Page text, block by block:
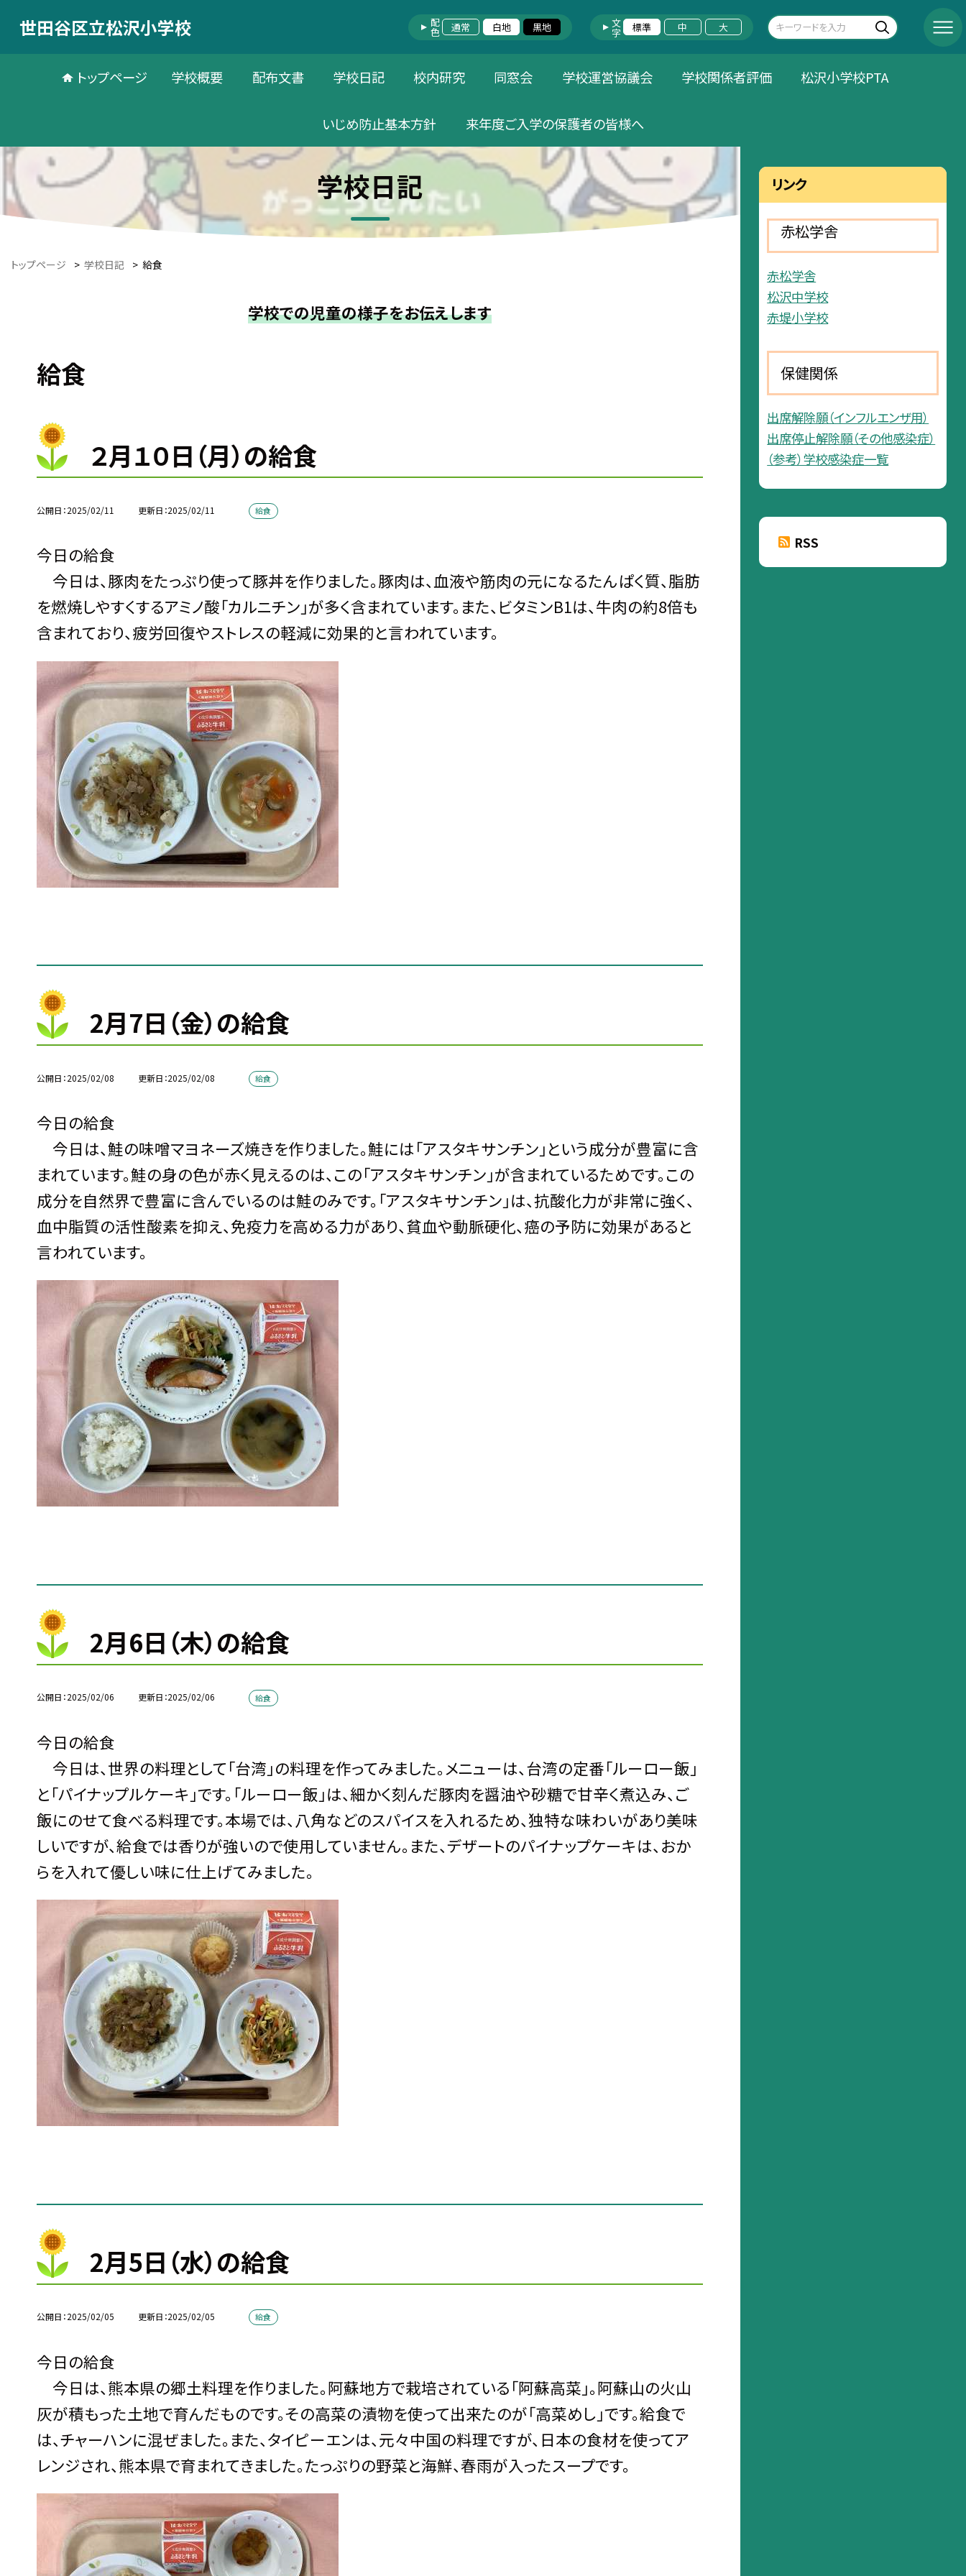
世田谷区立松沢小学校 配色 通常 白地 黒地 文字 標準 中 大
トップページ 学校概要 配布文書 学校日記 校内研究 同窓会 学校運営協議会 学校関係者評価 松沢小学校PTA
いじめ防止基本方針 来年度ご入学の保護者の皆様へ
学校日記
トップページ > 学校日記 > 給食
学校での児童の様子をお伝えします
給食
２月１０日（月）の給食
公開日 2025/02/11 更新日 2025/02/11 給食
今日の給食
今日は、豚肉をたっぷり使って豚丼を作りました。豚肉は、血液や筋肉の元になるたんぱく質、脂肪
を燃焼しやすくするアミノ酸「カルニチン」が多く含まれています。また、ビタミンB1は、牛肉の約8倍も
含まれており、疲労回復やストレスの軽減に効果的と言われています。
2月7日（金）の給食
公開日 2025/02/08 更新日 2025/02/08 給食
今日の給食
今日は、鮭の味噌マヨネーズ焼きを作りました。鮭には「アスタキサンチン」という成分が豊富に含
まれています。鮭の身の色が赤く見えるのは、この「アスタキサンチン」が含まれているためです。この
成分を自然界で豊富に含んでいるのは鮭のみです。「アスタキサンチン」は、抗酸化力が非常に強く、
血中脂質の活性酸素を抑え、免疫力を高める力があり、貧血や動脈硬化、癌の予防に効果があると
言われています。
2月6日（木）の給食
公開日 2025/02/06 更新日 2025/02/06 給食
今日の給食
今日は、世界の料理として「台湾」の料理を作ってみました。メニューは、台湾の定番「ルーロー飯」
と「パイナップルケーキ」です。「ルーロー飯」は、細かく刻んだ豚肉を醤油や砂糖で甘辛く煮込み、ご
飯にのせて食べる料理です。本場では、八角などのスパイスを入れるため、独特な味わいがあり美味
しいですが、給食では香りが強いので使用していません。また、デザートのパイナップケーキは、おか
らを入れて優しい味に仕上げてみました。
2月5日（水）の給食
公開日 2025/02/05 更新日 2025/02/05 給食
今日の給食
今日は、熊本県の郷土料理を作りました。阿蘇地方で栽培されている「阿蘇高菜」。阿蘇山の火山
灰が積もった土地で育んだものです。その高菜の漬物を使って出来たのが「高菜めし」です。給食で
は、チャーハンに混ぜました。また、タイピーエンは、元々中国の料理ですが、日本の食材を使ってア
レンジされ、熊本県で育まれてきました。たっぷりの野菜と海鮮、春雨が入ったスープです。
リンク
赤松学舎
赤松学舎
松沢中学校
赤堤小学校
保健関係
出席解除願（インフルエンザ用）
出席停止解除願（その他感染症）
（参考）学校感染症一覧
RSS